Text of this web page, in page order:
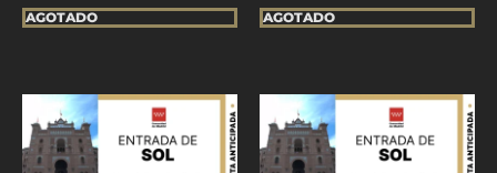
AGOTADO AGOTADO